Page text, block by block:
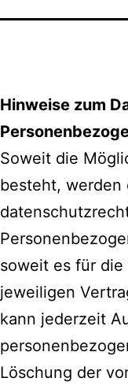
Hinweise zum
Soweit die
besteht, werden
soweit es für
jeweiligen
kann jederzeit
Löschung der